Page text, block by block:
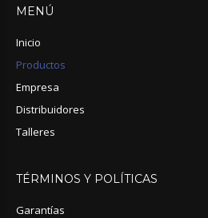
MENÚ
Inicio
Productos
Empresa
Distribuidores
Talleres
TÉRMINOS Y POLÍTICAS
Garantías